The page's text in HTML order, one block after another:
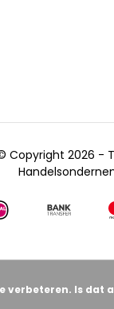
Copyright 2026 -
verbeteren. Is dat